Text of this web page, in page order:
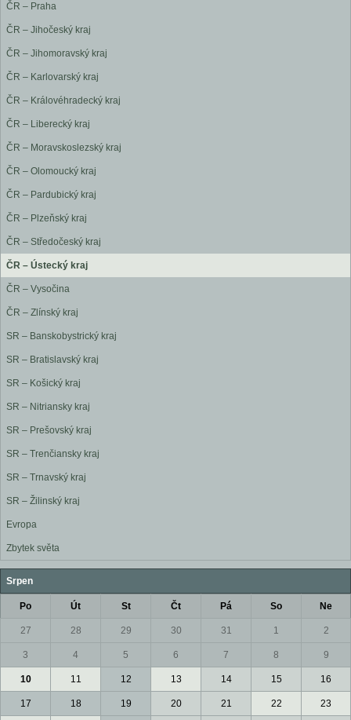
ČR – Praha
ČR – Jihočeský kraj
ČR – Jihomoravský kraj
ČR – Karlovarský kraj
ČR – Královéhradecký kraj
ČR – Liberecký kraj
ČR – Moravskoslezský kraj
ČR – Olomoucký kraj
ČR – Pardubický kraj
ČR – Plzeňský kraj
ČR – Středočeský kraj
ČR – Ústecký kraj
ČR – Vysočina
ČR – Zlínský kraj
SR – Banskobystrický kraj
SR – Bratislavský kraj
SR – Košický kraj
SR – Nitriansky kraj
SR – Prešovský kraj
SR – Trenčiansky kraj
SR – Trnavský kraj
SR – Žilinský kraj
Evropa
Zbytek světa
Srpen
Po Út St Čt Pá So Ne
27 28 29 30 31 1 2
3 4 5 6 7 8 9
10 11 12 13 14 15 16
17 18 19 20 21 22 23